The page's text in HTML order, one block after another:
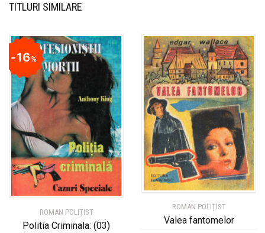
TITLURI SIMILARE
ROMAN POLIȚIST
Politia Criminala: (03)
16%
ROMAN POLIȚIST
Valea fantomelor